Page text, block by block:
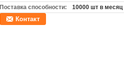
Поставка способности:
10000 шт в месяц
Контакт